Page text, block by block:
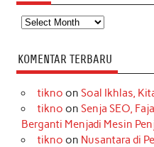
Arsip
KOMENTAR TERBARU
tikno on Soal Ikhlas,
tikno on Senja SEO,
Berganti Menjadi Mesin
tikno on Nusantara di